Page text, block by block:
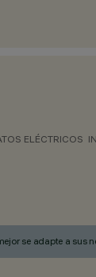
ELÉCTRICOS
se adapte a sus